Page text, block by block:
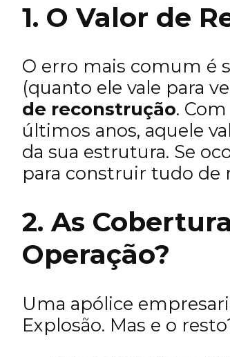
1. O Valor de
O erro mais comum é
(quanto ele vale para
de reconstrução.
últimos anos, aquele
da sua estrutura. Se
para construir tudo de
2. As
Operação?
Uma apólice
Explosão. Mas e o